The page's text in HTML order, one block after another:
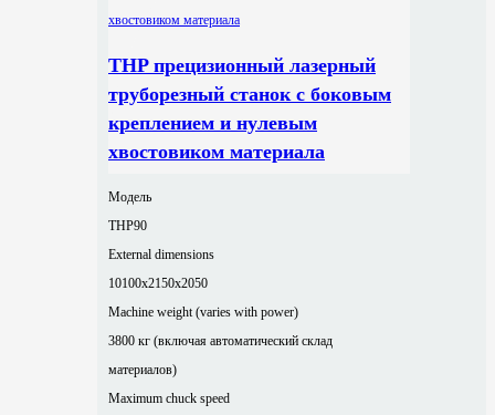
THP прецизионный лазерный
труборезный станок с боковым
креплением и нулевым
хвостовиком материала
Модель
THP90
External dimensions
10100x2150x2050
Machine weight (varies with power)
3800 кг (включая автоматический склад
материалов)
Maximum chuck speed